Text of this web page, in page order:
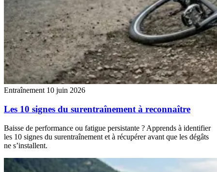
Entraînement 10 juin 2026
Les 10 signes du surentraînement à reconnaître
Baisse de performance ou fatigue persistante ? Apprends à identifier
les 10 signes du surentraînement et à récupérer avant que les dégâts
ne s’installent.